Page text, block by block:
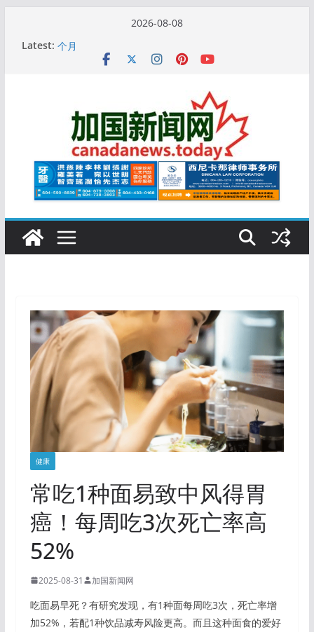
2026-08-08
Latest: 10万人排队入籍加拿大！美占一半，现在申请要等19
加拿大人平均周薪升至此数！你有没有？
特鲁多半裸与水果姐海滩激吻! 热恋一年感情持续升温
更多名校恢复SAT 考试，新学年大学申请开跑7个大不
健康
常吃1种面易致中风得胃
癌！每周吃3次死亡率高
52%
2025-08-31 加国新闻网
吃面易早死？有研究发现，有1种面每周吃3次，死亡率增
加52%，若配1种饮品减寿风险更高。而且这种面食的爱好